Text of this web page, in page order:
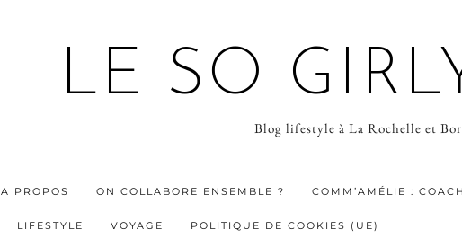
LE SO
Blog lifestyle à La Rochelle et
A PROPOS ON COLLABORE ENSEMBLE ? COMM’AMÉLIE :
LIFESTYLE VOYAGE POLITIQUE DE COOKIES (UE)